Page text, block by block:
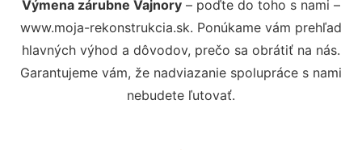
Výmena zárubne Vajnory – poďte do toho s nami –
www.moja-rekonstrukcia.sk. Ponúkame vám prehľad
hlavných výhod a dôvodov, prečo sa obrátiť na nás.
Garantujeme vám, že nadviazanie spolupráce s nami
nebudete ľutovať.